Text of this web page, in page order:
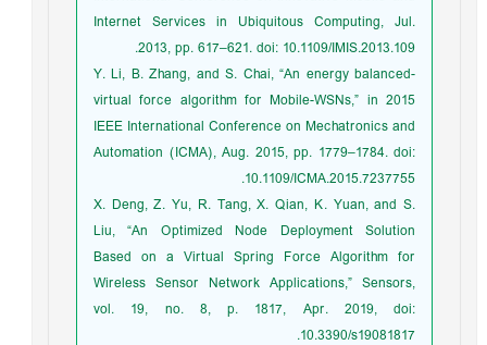
Internet Services in Ubiquitous Computing, Jul.
2013, pp. 617–621. doi: 10.1109/IMIS.2013.109.
Y. Li, B. Zhang, and S. Chai, “An energy balanced-
virtual force algorithm for Mobile-WSNs,” in 2015
IEEE International Conference on Mechatronics and
Automation (ICMA), Aug. 2015, pp. 1779–1784. doi:
10.1109/ICMA.2015.7237755.
X. Deng, Z. Yu, R. Tang, X. Qian, K. Yuan, and S.
Liu, “An Optimized Node Deployment Solution
Based on a Virtual Spring Force Algorithm for
Wireless Sensor Network Applications,” Sensors,
vol. 19, no. 8, p. 1817, Apr. 2019, doi:
10.3390/s19081817.